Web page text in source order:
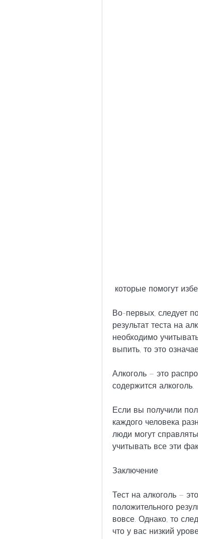
которые помогут
Во-первых, следует
результат теста на
необходимо
выпить, то это
Алкоголь – это
содержится алкоголь.
Если вы получили
каждого человека
люди могут
учитывать все эти
Заключение
Тест на алкоголь –
положительного
вовсе. Однако, то
что у вас низкий